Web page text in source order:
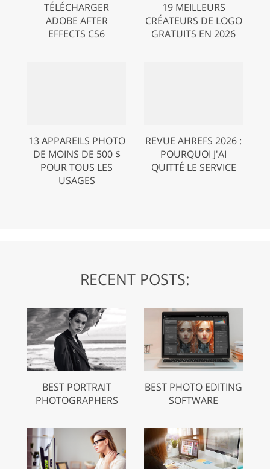
TÉLÉCHARGER
ADOBE AFTER
EFFECTS CS6
19 MEILLEURS
CRÉATEURS DE LOGO
GRATUITS EN 2026
13 APPAREILS PHOTO
DE MOINS DE 500 $
POUR TOUS LES
USAGES
REVUE AHREFS 2026 :
POURQUOI J'AI
QUITTÉ LE SERVICE
RECENT POSTS:
BEST PORTRAIT
PHOTOGRAPHERS
BEST PHOTO EDITING
SOFTWARE